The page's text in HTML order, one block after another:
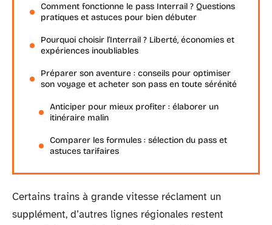
Comment fonctionne le pass Interrail ? Questions
pratiques et astuces pour bien débuter
Pourquoi choisir l’Interrail ? Liberté, économies et
expériences inoubliables
Préparer son aventure : conseils pour optimiser
son voyage et acheter son pass en toute sérénité
Anticiper pour mieux profiter : élaborer un
itinéraire malin
Comparer les formules : sélection du pass et
astuces tarifaires
Certains trains à grande vitesse réclament un
supplément, d’autres lignes régionales restent